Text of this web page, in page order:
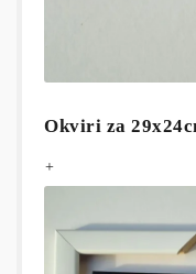
Okviri za
+